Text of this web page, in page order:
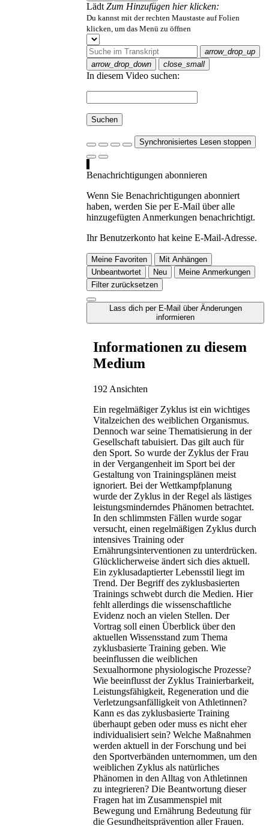
Lädt Zum Hinzufügen hier klicken:
Du kannst mit der rechten Maustaste auf Folien
klicken, um das Menü zu öffnen
arrow_drop_up
arrow_drop_down
close_small
In diesem Video suchen:
Suchen
Synchronisiertes Lesen stoppen
Benachrichtigungen abonnieren
Wenn Sie Benachrichtigungen abonniert
haben, werden Sie per E-Mail über alle
hinzugefügten Anmerkungen benachrichtigt.
Ihr Benutzerkonto hat keine E-Mail-Adresse.
Meine Favoriten
Mit Anhängen
Unbeantwortet
Neu
Meine Anmerkungen
Filter zurücksetzen
Lass dich per E-Mail über Änderungen
informieren
Informationen zu diesem
Medium
192 Ansichten
Ein regelmäßiger Zyklus ist ein wichtiges
Vitalzeichen des weiblichen Organismus.
Dennoch war seine Thematisierung in der
Gesellschaft tabuisiert. Das gilt auch für
den Sport. So wurde der Zyklus der Frau
in der Vergangenheit im Sport bei der
Gestaltung von Trainingsplänen meist
ignoriert. Bei der Wettkampfplanung
wurde der Zyklus in der Regel als lästiges
leistungsminderndes Phänomen betrachtet.
In den schlimmsten Fällen wurde sogar
versucht, einen regelmäßigen Zyklus durch
intensives Training oder
Ernährungsinterventionen zu unterdrücken.
Glücklicherweise ändert sich dies aktuell.
Ein zyklusadaptierter Lebensstil liegt im
Trend. Der Begriff des zyklusbasierten
Trainings schwebt durch die Medien. Hier
fehlt allerdings die wissenschaftliche
Evidenz noch an vielen Stellen. Der
Vortrag soll einen Überblick über den
aktuellen Wissensstand zum Thema
zyklusbasierte Training geben. Wie
beeinflussen die weiblichen
Sexualhormone physiologische Prozesse?
Wie beeinflusst der Zyklus Trainierbarkeit,
Leistungsfähigkeit, Regeneration und die
Verletzungsanfälligkeit von Athletinnen?
Kann es das zyklusbasierte Training
überhaupt geben oder muss es nicht eher
individualisiert sein? Welche Maßnahmen
werden aktuell in der Forschung und bei
den Sportverbänden unternommen, um den
weiblichen Zyklus als natürliches
Phänomen in den Alltag von Athletinnen
zu integrieren? Die Beantwortung dieser
Fragen hat im Zusammenspiel mit
Bewegung und Ernährung Bedeutung für
die Gesundheitsprävention aller Frauen.